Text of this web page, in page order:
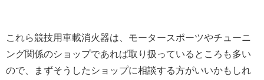
これら競技用車載消火器は、モータースポーツやチューニ
ング関係のショップであれば取り扱っているところも多い
ので、まずそうしたショップに相談する方がいいかもしれ